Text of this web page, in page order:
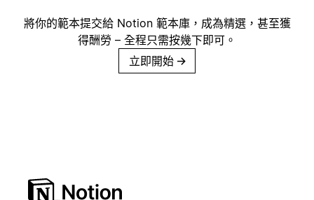
將你的範本提交給 Notion 範本庫，成為精選，甚至獲
得酬勞 – 全程只需按幾下即可。
立即開始 →